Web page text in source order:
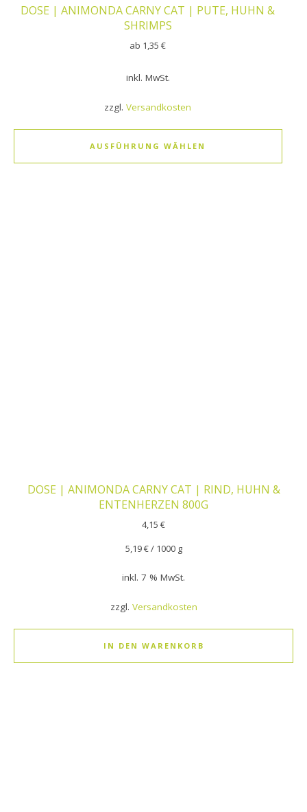
DOSE | ANIMONDA CARNY CAT | PUTE, HUHN &
SHRIMPS
ab 1,35€
inkl. MwSt.
zzgl.Versandkosten
AUSFÜHRUNG WÄHLEN
DOSE | ANIMONDA CARNY CAT | RIND, HUHN &
ENTENHERZEN 800G
4,15 €
5,19€/ 1000 g
inkl. 7 % MwSt.
zzgl. Versandkosten
IN DEN WARENKORB